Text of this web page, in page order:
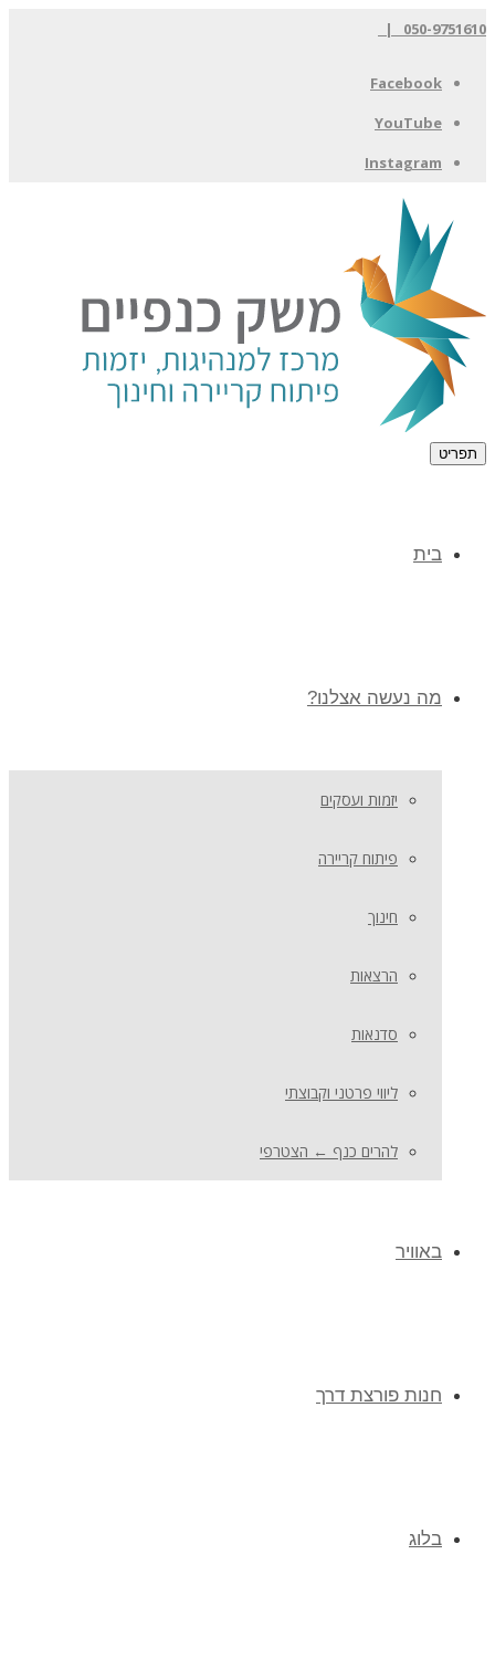
050-9751610 |
Facebook
YouTube
Instagram
תפריט
בית
מה נעשה אצלנו?
יזמות ועסקים
פיתוח קריירה
חינוך
הרצאות
סדנאות
ליווי פרטני וקבוצתי
להרים כנף ← הצטרפי
באוויר
חנות פורצת דרך
בלוג